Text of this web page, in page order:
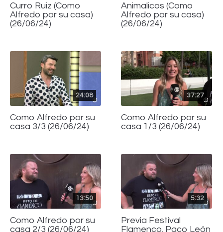
Curro Ruiz (Como
Alfredo por su casa)
(26/06/24)
Animalicos (Como
Alfredo por su casa)
(26/06/24)
24:08
Como Alfredo por su
casa 3/3 (26/06/24)
37:27
Como Alfredo por su
casa 1/3 (26/06/24)
13:50
Como Alfredo por su
casa 2/3 (26/06/24)
5:32
Previa Festival
Flamenco. Paco León